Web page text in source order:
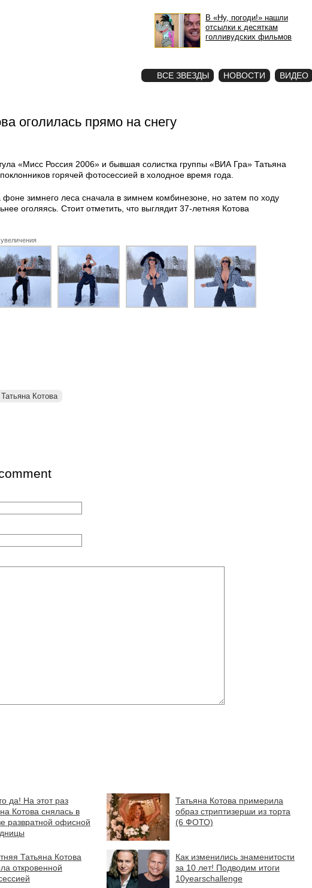
В «Ну, погоди!» нашли
отсылки к десяткам
голливудских фильмов
ВСЕ ЗВЕЗДЫ НОВОСТИ ВИДЕО
оголилась прямо на снегу
«Мисс Россия 2006» и бывшая солистка группы «ВИА Гра» Татьяна
горячей фотосессией в холодное время года.
фоне зимнего леса сначала в зимнем комбинезоне, но затем по ходу
оголяясь. Стоит отметить, что выглядит 37-летняя Котова
Татьяна Котова
да! На этот раз
Котова снялась в
развратной офисной
Татьяна Котова примерила
образ стриптизерши из торта
(6 ФОТО)
Татьяна Котова
откровенной
Как изменились знаменитости
за 10 лет! Подводим итоги
10yearschallenge